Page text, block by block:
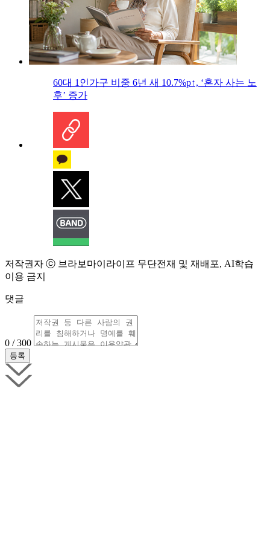
60대 1인가구 비중 6년 새 10.7%p↑, ‘혼자 사는 노
후’ 증가
저작권자 ⓒ 브라보마이라이프 무단전재 및 재배포, AI학습
이용 금지
댓글
0 / 300